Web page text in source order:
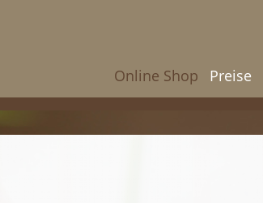
Online Shop Preise